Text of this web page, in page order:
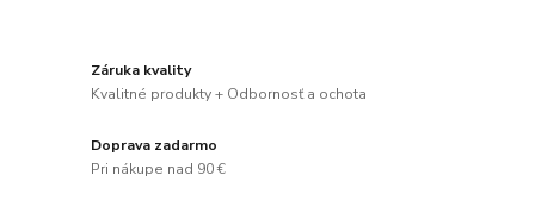
Záruka kvality
Kvalitné produkty + Odbornosť a ochota
Doprava zadarmo
Pri nákupe nad 90 €